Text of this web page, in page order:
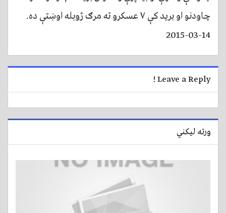
چاودنو او بريد کې ۷ عسکرو ته مرګ ژوبله اوښتې ده.
2015-03-14
Leave a Reply !
ورته لیکني